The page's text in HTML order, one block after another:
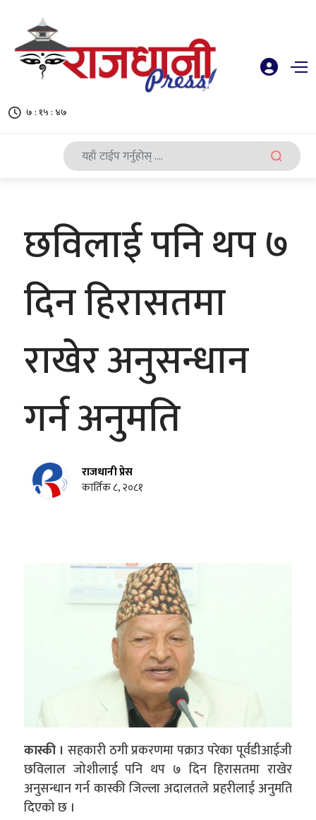
७ : १५ : ४७
छविलाई पनि थप ७
दिन हिरासतमा
राखेर अनुसन्धान
गर्न अनुमति
राजधानी प्रेस
कार्तिक ८, २०८१
कास्की । सहकारी ठगी प्रकरणमा पक्राउ परेकापूर्वडीआईजी
छविलाल जोशीलाई पनि थप ७ दिन हिरासतमा राखेर
अनुसन्धान गर्न कास्की जिल्ला अदालतले प्रहरीलाई अनुमति
दिएको छ ।